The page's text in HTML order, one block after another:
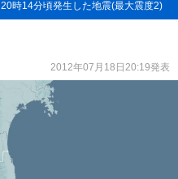
20時14分頃発生した地震(最大震度2)
2012年07月18日20:19発表